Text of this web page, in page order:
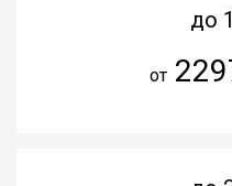
до
от